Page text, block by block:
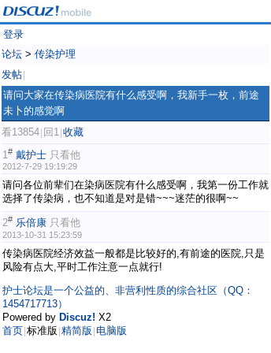
登录
论坛 > 传染护理
发帖
请问大家在传染病医院有什么感受啊，我新手一枚，前途
未卜的感觉啊
看13854 回1 收藏
1# 戴护士 只看他
2012-7-29 19:19:29
请问各位前辈们在染病医院有什么感受啊，我第一份工作就
选择了传染病，也不知道是对是错~~~迷茫的很啊~~
2# 乐倍康 只看他
2013-10-31 15:23:59
传染病医院经济效益一般都是比较好的,有前途的医院,只是
风险有点大,平时工作注意一点就行!
护士论坛是一个公益的、非营利性质的综合社区（QQ：
1454717713）
Powered by Discuz! X2
首页|标准版 |精简版 | 电脑版